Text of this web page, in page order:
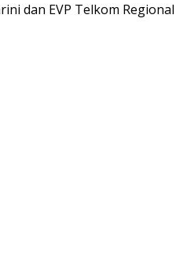
dan EVP Telkom Regional